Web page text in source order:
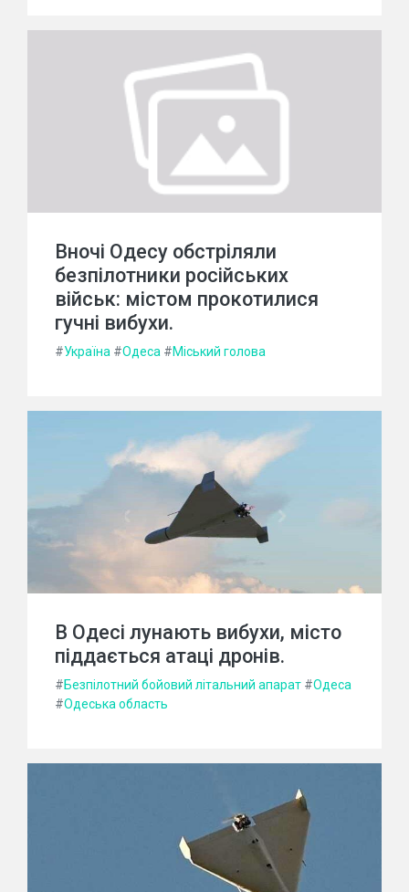
Вночі Одесу обстріляли
безпілотники російських
військ: містом прокотилися
гучні вибухи.
#Україна #Одеса #Міський голова
В Одесі лунають вибухи, місто
піддається атаці дронів.
#Безпілотний бойовий літальний апарат #Одеса
#Одеська область